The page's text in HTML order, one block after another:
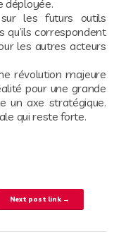
déployée.
les futurs outils
qu’ils correspondent
les autres acteurs
révolution majeure
pour une grande
un axe stratégique.
qui reste forte.
Next post link →